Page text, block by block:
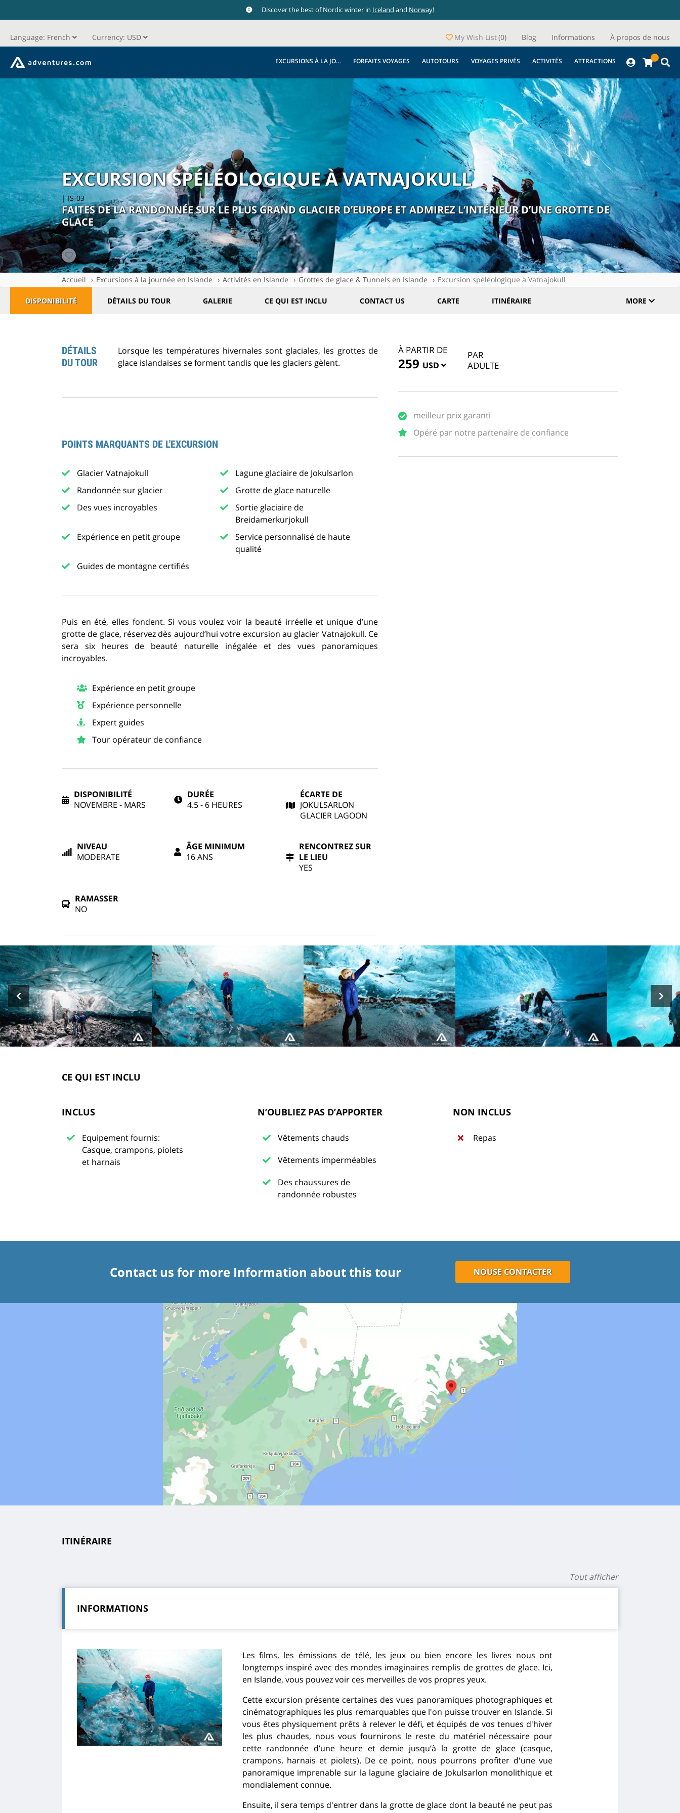
Discover the best of Nordic winter in Iceland and Norway!
Language: French Currency: USD My Wish List(0) Blog Informations À propos de nous
EXCURSIONS À LA JOURNÉE FORFAITS VOYAGES AUTOTOURS VOYAGES PRIVÉS ACTIVITÉS ATTRACTIONS
EXCURSION SPÉLÉOLOGIQUE À VATNAJOKULL
| IS-03
FAITES DE LA RANDONNÉE SUR LE PLUS GRAND GLACIER D’EUROPE ET ADMIREZ L’INTÉRIEUR D’UNE GROTTE DE
GLACE
Accueil Excursions à la journée en Islande Activités en Islande Grottes de glace & Tunnels en Islande Excursion spéléologique à Vatnajokull
DISPONIBILITÉ DÉTAILS DU TOUR GALERIE CE QUI EST INCLU CONTACT US CARTE ITINÉRAIRE MORE
DÉTAILS
DU TOUR
Lorsque les températures hivernales sont glaciales, les grottes de
glace islandaises se forment tandis que les glaciers gèlent.
POINTS MARQUANTS DE L'EXCURSION
Glacier Vatnajokull
Lagune glaciaire de Jokulsarlon
Randonnée sur glacier
Grotte de glace naturelle
Des vues incroyables
Sortie glaciaire de
Breidamerkurjokull
Expérience en petit groupe
Service personnalisé de haute
qualité
Guides de montagne certifiés
Puis en été, elles fondent. Si vous voulez voir la beauté irréelle et unique d’une
grotte de glace, réservez dès aujourd’hui votre excursion au glacier Vatnajokull. Ce
sera six heures de beauté naturelle inégalée et des vues panoramiques
incroyables.
Expérience en petit groupe
Expérience personnelle
Expert guides
Tour opérateur de confiance
DISPONIBILITÉ
NOVEMBRE - MARS
DURÉE
4.5 - 6 HEURES
ÉCARTE DE
JOKULSARLON
GLACIER LAGOON
NIVEAU
MODERATE
ÂGE MINIMUM
16 ANS
RENCONTREZ SUR
LE LIEU
YES
RAMASSER
NO
À PARTIR DE
259 USD
PAR
ADULTE
meilleur prix garanti
Opéré par notre partenaire de confiance
CE QUI EST INCLU
INCLUS
Equipement fournis:
Casque, crampons, piolets
et harnais
N’OUBLIEZ PAS D’APPORTER
Vêtements chauds
Vêtements imperméables
Des chaussures de
randonnée robustes
NON INCLUS
Repas
Contact us for more Information about this tour NOUSE CONTACTER
ITINÉRAIRE
Tout afficher
INFORMATIONS
Les films, les émissions de télé, les jeux ou bien encore les livres nous ont
longtemps inspiré avec des mondes imaginaires remplis de grottes de glace. Ici,
en Islande, vous pouvez voir ces merveilles de vos propres yeux.
Cette excursion présente certaines des vues panoramiques photographiques et
cinématographiques les plus remarquables que l'on puisse trouver en Islande. Si
vous êtes physiquement prêts à relever le défi, et équipés de vos tenues d'hiver
les plus chaudes, nous vous fournirons le reste du matériel nécessaire pour
cette randonnée d’une heure et demie jusqu’à la grotte de glace (casque,
crampons, harnais et piolets). De ce point, nous pourrons profiter d'une vue
panoramique imprenable sur la lagune glaciaire de Jokulsarlon monolithique et
mondialement connue.
Ensuite, il sera temps d'entrer dans la grotte de glace dont la beauté ne peut pas